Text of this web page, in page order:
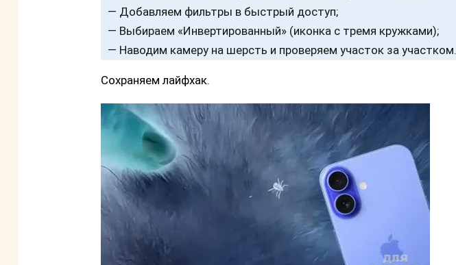
— Добавляем фильтры в быстрый доступ;
— Выбираем «Инвертированный» (иконка с тремя кружками);
— Наводим камеру на шерсть и проверяем участок за участком.
Сохраняем лайфхак.